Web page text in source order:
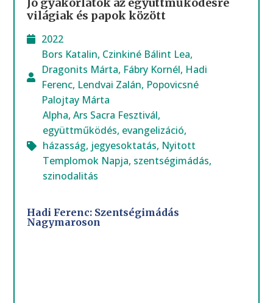
világiak és papok között
2022
Bors Katalin, Czinkiné Bálint Lea,
Dragonits Márta, Fábry Kornél, Hadi
Ferenc, Lendvai Zalán, Popovicsné
Palojtay Márta
Alpha,Ars Sacra Fesztivál,
együttműködés, evangelizáció,
házasság, jegyesoktatás, Nyitott
Templomok Napja, szentségimádás,
szinodalitás
Hadi Ferenc: Szentségimádás
Nagymaroson